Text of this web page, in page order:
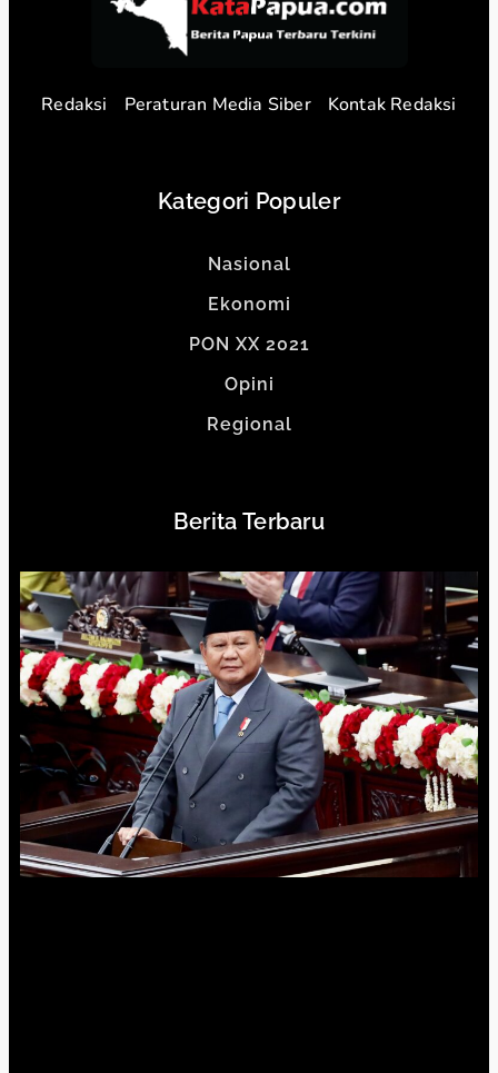
Redaksi Peraturan Media Siber Kontak Redaksi
Kategori Populer
Nasional
Ekonomi
PON XX 2021
Opini
Regional
Berita Terbaru